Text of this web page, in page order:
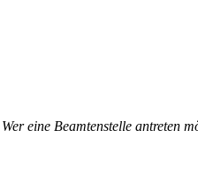
eine Beamtenstelle antreten